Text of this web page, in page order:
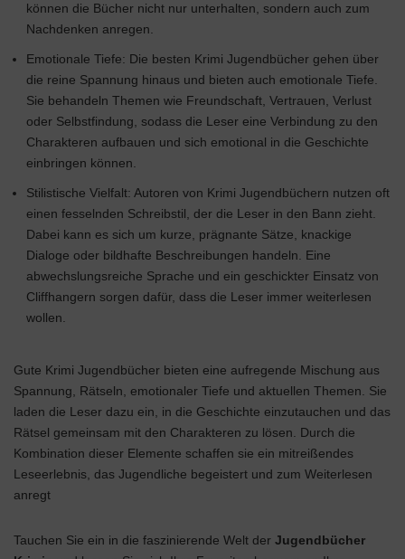
können die Bücher nicht nur unterhalten, sondern auch zum
Nachdenken anregen.
Emotionale Tiefe: Die besten Krimi Jugendbücher gehen über
die reine Spannung hinaus und bieten auch emotionale Tiefe.
Sie behandeln Themen wie Freundschaft, Vertrauen, Verlust
oder Selbstfindung, sodass die Leser eine Verbindung zu den
Charakteren aufbauen und sich emotional in die Geschichte
einbringen können.
Stilistische Vielfalt: Autoren von Krimi Jugendbüchern nutzen oft
einen fesselnden Schreibstil, der die Leser in den Bann zieht.
Dabei kann es sich um kurze, prägnante Sätze, knackige
Dialoge oder bildhafte Beschreibungen handeln. Eine
abwechslungsreiche Sprache und ein geschickter Einsatz von
Cliffhangern sorgen dafür, dass die Leser immer weiterlesen
wollen.
Gute Krimi Jugendbücher bieten eine aufregende Mischung aus
Spannung, Rätseln, emotionaler Tiefe und aktuellen Themen. Sie
laden die Leser dazu ein, in die Geschichte einzutauchen und das
Rätsel gemeinsam mit den Charakteren zu lösen. Durch die
Kombination dieser Elemente schaffen sie ein mitreißendes
Leseerlebnis, das Jugendliche begeistert und zum Weiterlesen
anregt
Tauchen Sie ein in die faszinierende Welt der Jugendbücher